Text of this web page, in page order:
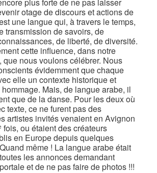
otage de discours et actions de
une langue qui, à travers le temps,
transmission de savoirs, de
de liberté, de diversité.
cette influence, dans notre
que nous voulons célébrer. Nous
évidemment que chaque
elle un contexte historique et
Mais, de langue arabe, il
que de la danse. Pour les deux où
texte, ce ne furent pas des
artistes invités venaient en Avignon
fois, ou étaient des créateurs
en Europe depuis quelques
même ! La langue arabe était
les annonces demandant
et de ne pas faire de photos !!!